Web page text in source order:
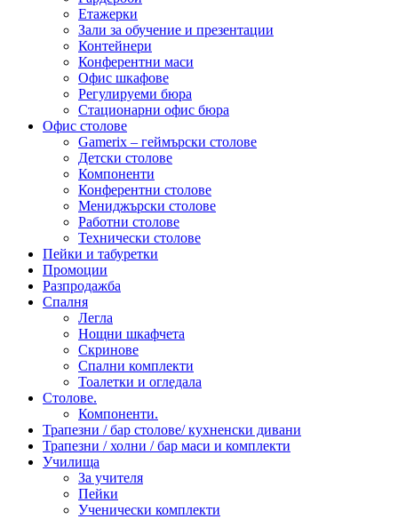
Етажерки
Зали за обучение и презентации
Контейнери
Конферентни маси
Офис шкафове
Регулируеми бюра
Стационарни офис бюра
Офис столове
Gamerix – геймърски столове
Детски столове
Компоненти
Конферентни столове
Мениджърски столове
Работни столове
Технически столове
Пейки и табуретки
Промоции
Разпродажба
Спалня
Легла
Нощни шкафчета
Скринове
Спални комплекти
Тоалетки и огледала
Столове.
Компоненти.
Трапезни / бар столове/ кухненски дивани
Трапезни / холни / бар маси и комплекти
Училища
За учителя
Пейки
Ученически комплекти